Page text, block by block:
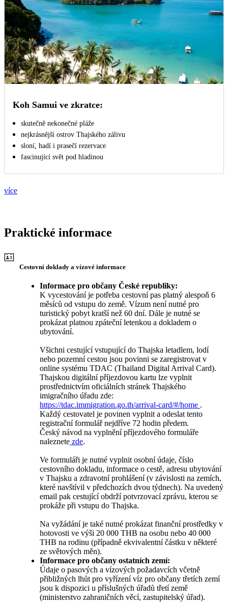
Koh Samui ve zkratce:
skutečně nekonečné pláže
nejkrásnější ostrov Thajského zálivu
sloní, hadí i prasečí rezervace
fascinující svět pod hladinou
více
Praktické informace
Cestovní doklady a vízové informace
Informace pro občany České republiky:
K vycestování je potřeba cestovní pas platný alespoň 6
měsíců od vstupu do země. Vízum není nutné pro
turistický pobyt kratší než 60 dní. Dále je nutné se
prokázat platnou zpáteční letenkou a dokladem o
ubytování.
Všichni cestující vstupující do Thajska letadlem, lodí
nebo pozemní cestou jsou povinni se zaregistrovat v
online systému TDAC (Thailand Digital Arrival Card).
Thajskou digitální příjezdovou kartu lze vyplnit
prostřednictvím oficiálních stránek Thajského
imigračního úřadu zde:
https://tdac.immigration.go.th/arrival-card/#/home .
Každý cestovatel je povinen vyplnit a odeslat tento
registrační formulář nejdříve 72 hodin předem.
Český návod na vyplnění příjezdového formuláře
naleznete zde.
Ve formuláři je nutné vyplnit osobní údaje, číslo
cestovního dokladu, informace o cestě, adresu ubytování
v Thajsku a zdravotní prohlášení (v závislosti na zemích,
které navštívil v předchozích dvou týdnech). Na uvedený
email pak cestující obdrží potvrzovací zprávu, kterou se
prokáže při vstupu do Thajska.
Na vyžádání je také nutné prokázat finanční prostředky v
hotovosti ve výši 20 000 THB na osobu nebo 40 000
THB na rodinu (případně ekvivalentní částku v některé
ze světových měn).
Informace pro občany ostatních zemí:
Údaje o pasových a vízových požadavcích včetně
přibližných lhůt pro vyřízení víz pro občany třetích zemí
jsou k dispozici u příslušných úřadů třetí země
(ministerstvo zahraničních věcí, zastupitelský úřad).